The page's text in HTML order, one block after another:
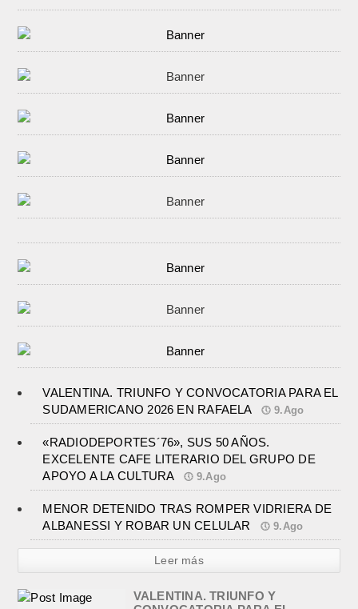
VALENTINA. TRIUNFO Y CONVOCATORIA PARA EL
SUDAMERICANO 2026 EN RAFAELA
9.Ago
«RADIODEPORTES´76», SUS 50 AÑOS.
EXCELENTE CAFE LITERARIO DEL GRUPO DE
APOYO A LA CULTURA
9.Ago
MENOR DETENIDO TRAS ROMPER VIDRIERA DE
ALBANESSI Y ROBAR UN CELULAR
9.Ago
Leer más
VALENTINA. TRIUNFO Y